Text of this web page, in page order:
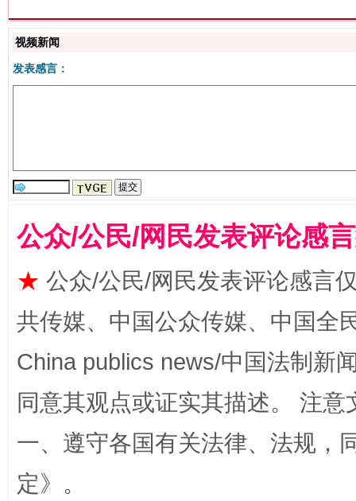
视频新闻
发表感言：
公众/公民/网民发表评论感
★ 公众/公民/网民发表评论感言
共传媒、中国公众传媒、中国全
China publics news/中国法制新
同意其观点或证实其描述。 注
一、遵守各国有关法律、法规，
定》。